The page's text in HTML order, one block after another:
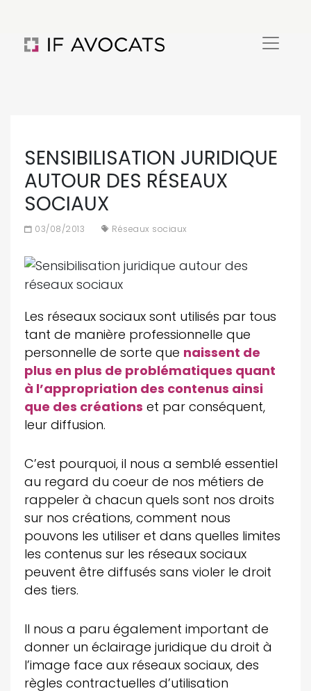
SENSIBILISATION JURIDIQUE
AUTOUR DES RÉSEAUX
SOCIAUX
03/08/2013 Réseaux sociaux
Les réseaux sociaux sont utilisés par tous
tant de manière professionnelle que
personnelle de sorte que naissent de
plus en plus de problématiques quant
à l’appropriation des contenus ainsi
que des créations et par conséquent,
leur diffusion.
C’est pourquoi, il nous a semblé essentiel
au regard du coeur de nos métiers de
rappeler à chacun quels sont nos droits
sur nos créations, comment nous
pouvons les utiliser et dans quelles limites
les contenus sur les réseaux sociaux
peuvent être diffusés sans violer le droit
des tiers.
Il nous a paru également important de
donner un éclairage juridique du droit à
l’image face aux réseaux sociaux, des
règles contractuelles d’utilisation